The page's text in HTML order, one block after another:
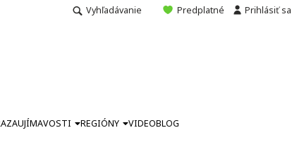
Vyhľadávanie Predplatné Prihlásiť sa
ZAUJÍMAVOSTI REGIÓNY VIDEOBLOG